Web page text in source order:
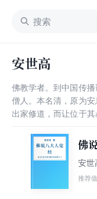
安世高
佛教学者。到中国传
僧人。本名清，原为
出家修道，而让位于
纂的《众经目录》记
《历代三宝记》和《
经目录》为多。有关
了数、随、止、观、
有；《五十校计经》
佛
安世
推荐值